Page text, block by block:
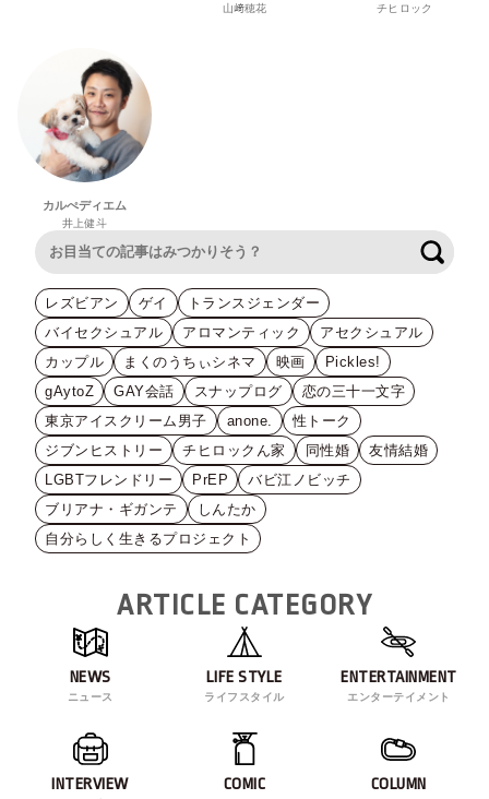
山﨑穂花 チヒロック
カルぺディエム
井上健斗
レズビアン ゲイ
トランスジェンダー
バイセクシュアル
アロマンティック
アセクシュアル
カップル
まくのうちぃシネマ 映画
Pickles!
gAytoZ
GAY会話 スナップログ
恋の三十一文字
東京アイスクリーム男子
anone.
性トーク
ジブンヒストリー
チヒロックん家 同性婚
友情結婚
LGBTフレンドリー
PrEP
バビ江ノビッチ
ブリアナ・ギガンテ
しんたか
自分らしく生きるプロジェクト
ARTICLE CATEGORY
NEWS
ニュース
LIFE STYLE
ライフスタイル
ENTERTAINMENT
エンターテイメント
INTERVIEW COMIC COLUMN